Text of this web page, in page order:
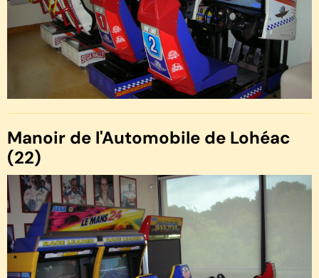
Manoir de l'Automobile de Lohéac
(22)